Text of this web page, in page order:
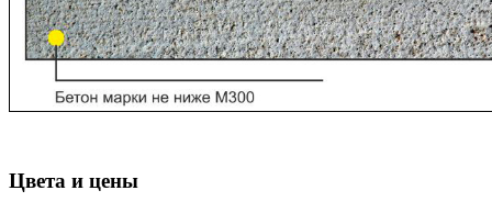
Цвета и цены